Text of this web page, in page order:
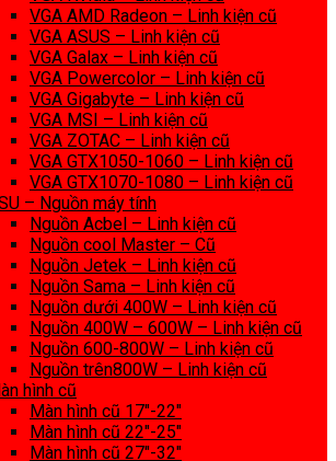
VGA AMD Radeon – Linh kiện cũ
VGA ASUS – Linh kiện cũ
VGA Galax – Linh kiện cũ
VGA Powercolor – Linh kiện cũ
VGA Gigabyte – Linh kiện cũ
VGA MSI – Linh kiện cũ
VGA ZOTAC – Linh kiện cũ
VGA GTX1050-1060 – Linh kiện cũ
VGA GTX1070-1080 – Linh kiện cũ
– Nguồn máy tính
Nguồn Acbel – Linh kiện cũ
Nguồn cool Master – Cũ
Nguồn Jetek – Linh kiện cũ
Nguồn Sama – Linh kiện cũ
Nguồn dưới 400W – Linh kiện cũ
Nguồn 400W – 600W – Linh kiện cũ
Nguồn 600-800W – Linh kiện cũ
Nguồn trên800W – Linh kiện cũ
hình cũ
Màn hình cũ 17″-22″
Màn hình cũ 22″-25″
Màn hình cũ 27″-32″